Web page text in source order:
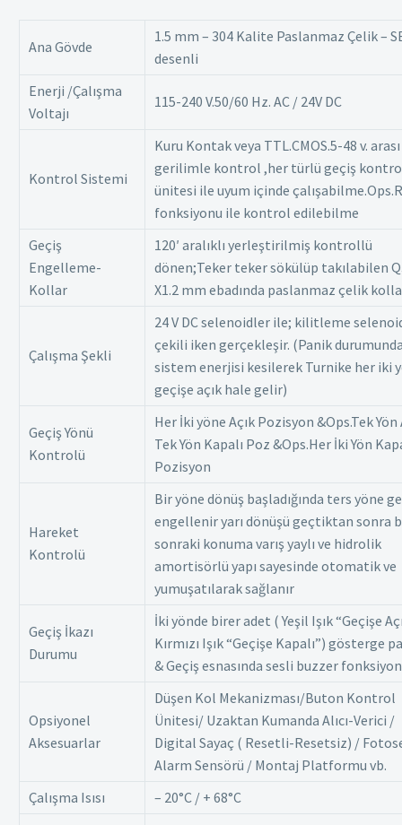
Ana Gövde
1.5 mm – 304 Kalite Paslanmaz Çelik –
desenli
Enerji /Çalışma
Voltajı
115-240 V.50/60 Hz. AC / 24V DC
Kontrol Sistemi
Kuru Kontak veya TTL.CMOS.5-48 v. arası
gerilimle kontrol ,her türlü geçiş
ünitesi ile uyum içinde
fonksiyonu ile kontrol edilebilme
Geçiş
Engelleme-
Kollar
120′ aralıklı yerleştirilmiş kontrollü
dönen;Teker teker sökülüp takılabilen
X1.2 mm ebadında paslanmaz çelik
Çalışma Şekli
24 V DC selenoidler ile; kilitleme
çekili iken gerçekleşir. (Panik
sistem enerjisi kesilerek Turnike her iki
geçişe açık hale gelir)
Geçiş Yönü
Kontrolü
Her İki yöne Açık Pozisyon &Ops.Tek Yön
Tek Yön Kapalı Poz &Ops.Her İki Yön
Pozisyon
Hareket
Kontrolü
Bir yöne dönüş başladığında ters yöne
engellenir yarı dönüşü geçtiktan sonra
sonraki konuma varış yaylı ve hidrolik
amortisörlü yapı sayesinde otomatik ve
yumuşatılarak sağlanır
Geçiş İkazı
Durumu
İki yönde birer adet ( Yeşil Işık “Geçişe
Kırmızı Işık “Geçişe Kapalı”) gösterge
& Geçiş esnasında sesli buzzer
Opsiyonel
Aksesuarlar
Düşen Kol Mekanizması/Buton Kontrol
Ünitesi/ Uzaktan Kumanda Alıcı-Verici /
Digital Sayaç ( Resetli-Resetsiz) /
Alarm Sensörü / Montaj Platformu vb.
Çalışma Isısı
– 20°C / + 68°C